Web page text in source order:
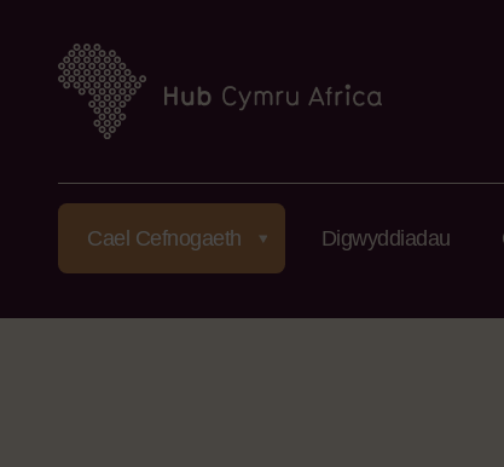
Cael Cefnogaeth Digwyddiadau